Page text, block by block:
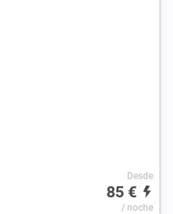
Desde
85 €
/ noche